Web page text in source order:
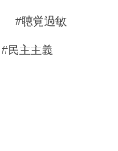
#聴覚過敏
#民主主義